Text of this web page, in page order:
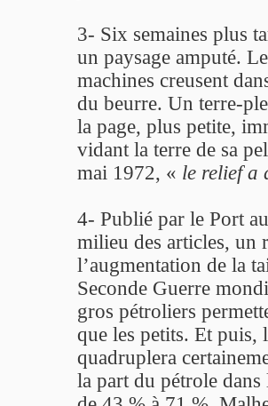
3- Six semaines plus
un paysage amputé.
machines creusent
du beurre. Un terre-
la page, plus petite,
vidant la terre de sa
mai 1972, « le relief a
4- Publié par le Port
milieu des articles, un
l’augmentation de la
Seconde Guerre
gros pétroliers
que les petits. Et puis,
quadruplera
la part du pétrole